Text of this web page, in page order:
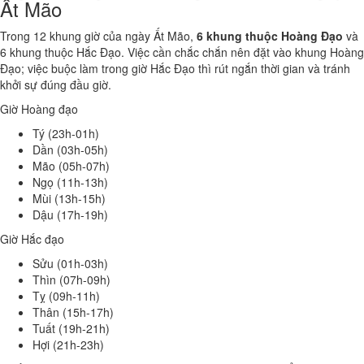
Ất Mão
Trong 12 khung giờ của ngày Ất Mão, 6 khung thuộc Hoàng Đạo và
6 khung thuộc Hắc Đạo. Việc cần chắc chắn nên đặt vào khung Hoàng
Đạo; việc buộc làm trong giờ Hắc Đạo thì rút ngắn thời gian và tránh
khởi sự đúng đầu giờ.
Giờ Hoàng đạo
Tý (23h-01h)
Dần (03h-05h)
Mão (05h-07h)
Ngọ (11h-13h)
Mùi (13h-15h)
Dậu (17h-19h)
Giờ Hắc đạo
Sửu (01h-03h)
Thìn (07h-09h)
Tỵ (09h-11h)
Thân (15h-17h)
Tuất (19h-21h)
Hợi (21h-23h)